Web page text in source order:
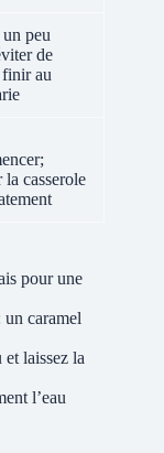
peu
de
finir au
la casserole
pour une
caramel
laissez la
l’eau